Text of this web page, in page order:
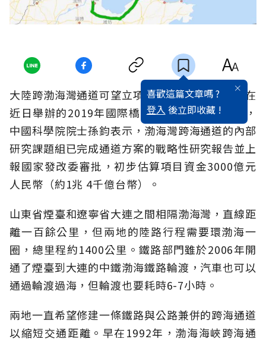
喜歡這篇文章嗎 ?
登入 後立即收藏 !
大陸跨渤海灣通道可望立項。據澎湃新聞報導，在
近日舉辦的2019年國際橋樑與隧道技術大會上，
中國科學院院士孫鈞表示，渤海灣跨海通道的內部
研究課題組已完成通道方案的戰略性研究報告並上
報國家發改委審批，初步估算項目資金3000億元
人民幣（約1兆 4千億台幣）。
山東省煙臺和遼寧省大連之間相隔渤海灣，直線距
離一百餘公里，但兩地的陸路行程需要環渤海一
圈，總里程約1400公里。鐵路部門雖於2006年開
通了煙臺到大連的中鐵渤海鐵路輪渡，汽車也可以
通過輪渡過海，但輪渡也要耗時6-7小時。
兩地一直希望修建一條鐵路與公路兼併的跨海通道
以縮短交通距離。早在1992年，渤海海峽跨海通